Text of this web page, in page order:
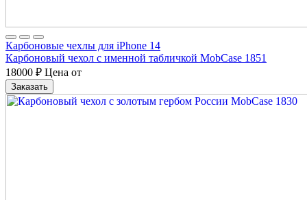
Карбоновые чехлы для iPhone 14
Карбоновый чехол с именной табличкой MobCase 1851
18000 ₽ Цена от
Заказать